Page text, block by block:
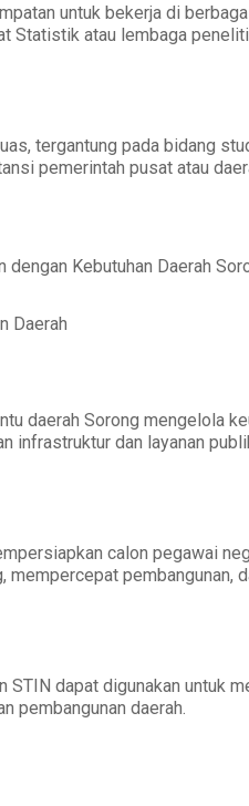
untuk bekerja di
Statistik atau lembaga
tergantung pada bidang
pemerintah pusat atau
Kebutuhan Daerah
Daerah
daerah Sorong mengelola
infrastruktur dan layanan
calon pegawai
mempercepat pembangunan,
STIN dapat digunakan untuk
pembangunan daerah.